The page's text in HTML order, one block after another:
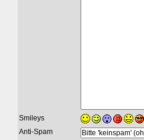
Smileys
Anti-Spam